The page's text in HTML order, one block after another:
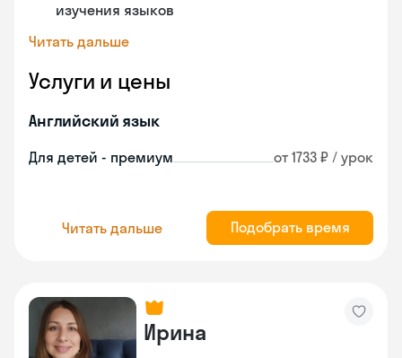
изучения языков
Читать дальше
Услуги и цены
Английский язык
Для детей - премиум от 1733 ₽ / урок
Читать дальше Подобрать время
Ирина